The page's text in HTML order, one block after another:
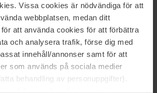
Vissa cookies är nödvändiga för att
webbplatsen, medan ditt
att använda cookies för att förbättra
och analysera trafik, förse dig med
innehåll/annonser samt för att
som används på sociala medier
behandling av personuppgifter).